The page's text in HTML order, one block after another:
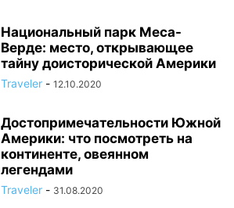
Национальный парк Меса-
Верде: место, открывающее
тайну доисторической Америки
Traveler - 12.10.2020
Достопримечательности Южной
Америки: что посмотреть на
континенте, овеянном
легендами
Traveler - 31.08.2020